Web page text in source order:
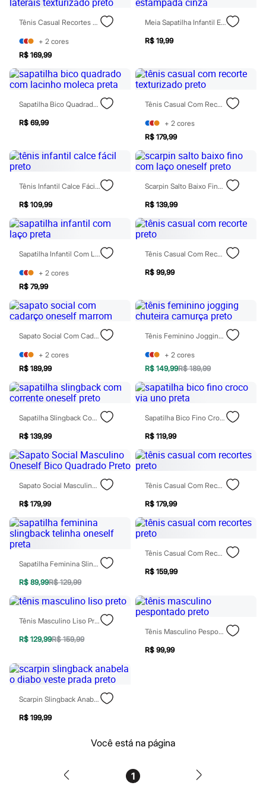
Casacos e Jaquetas
Jeans
Moda esportiva
Shorts e Bermudas
Todos os produtos
Infantil
Em alta
Arrumadinho para os meninos
Romântico para as meninas
Inverno
Roupas menina
4 a 12 anos
10 a 16 anos
0 a 24 meses
1 a 5 anos
4 a 12 anos
10 a 16 anos
Acessórios
Recém-nascido
Bolsas e Mochilas
Calçados
Botas
Pantufas
Rasteirinhas
Tênis
Diversão
Marcas
Baby Club
Fifteen
Miss Fifteen
Palomino
Moda íntima
Calcinhas
Cuecas
Pijamas
Moda praia
Blusas de proteção
Sungas
Personagens
Bluey
Disney
Hello Kitty
Homem Aranha
Minecraft
Patrulha Canina
Sonic
Stitch
Beleza
Kits
Perfumes árabes
Condicionador
Escovas e Pentes
Shampoo
Tratamento
Cuidados com o corpo
Tênis Casual Recortes Laterais Texturizado Preto
+ 2 cores
R$ 169,99
Meia Sapatilha Infantil Estampada Cinza
R$ 19,99
Sapatilha Bico Quadrado Com Lacinho Moleca Preta
R$ 69,99
Tênis Casual Com Recorte Texturizado Preto
+ 2 cores
R$ 179,99
Tênis Infantil Calce Fácil Preto
R$ 109,99
Scarpin Salto Baixo Fino Com Laço Oneself Preto
R$ 139,99
Sapatilha Infantil Com Laço Preta
+ 2 cores
R$ 79,99
Tênis Casual Com Recorte Preto
R$ 99,99
Sapato Social Com Cadarço Oneself Marrom
+ 2 cores
R$ 189,99
Tênis Feminino Jogging Chuteira Camurça Preto
+ 2 cores
R$ 149,99R$ 189,99
Sapatilha Slingback Com Corrente Oneself Preto
R$ 139,99
Sapatilha Bico Fino Croco Via Uno Preta
R$ 119,99
Sapato Social Masculino Oneself Bico Quadrado Preto
R$ 179,99
Tênis Casual Com Recortes Preto
R$ 179,99
Sapatilha Feminina Slingback Telinha Oneself Preta
R$ 89,99R$ 129,99
Tênis Casual Com Recortes Preto
R$ 159,99
Tênis Masculino Liso Preto
R$ 129,99R$ 159,99
Tênis Masculino Pespontado Preto
R$ 99,99
Scarpin Slingback Anabela O Diabo Veste Prada Preto
R$ 199,99
Você está na página
1